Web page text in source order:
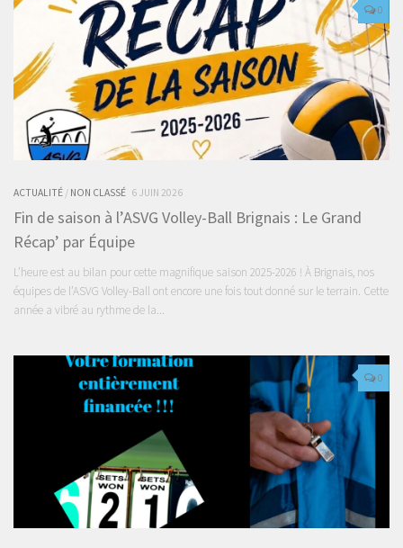
0
ACTUALITÉ / NON CLASSÉ 6 JUIN 2026
Fin de saison à l’ASVG Volley-Ball Brignais : Le Grand
Récap’ par Équipe
L’heure est au bilan pour cette magnifique saison 2025-2026 ! À Brignais, nos
équipes de l’ASVG Volley-Ball ont encore une fois tout donné sur le terrain. Cette
année a vibré au rythme de la...
0